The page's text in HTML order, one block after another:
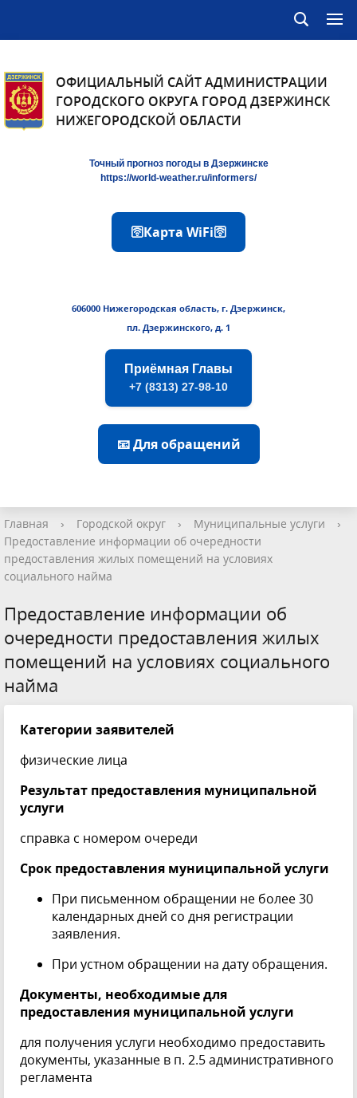
ОФИЦИАЛЬНЫЙ САЙТ АДМИНИСТРАЦИИ
ГОРОДСКОГО ОКРУГА ГОРОД ДЗЕРЖИНСК
НИЖЕГОРОДСКОЙ ОБЛАСТИ
Точный прогноз погоды в Дзержинске
https://world-weather.ru/informers/
🛜Карта WiFi🛜
606000 Нижегородская область, г. Дзержинск,
пл. Дзержинского, д. 1
Приёмная Главы
+7 (8313) 27-98-10
📧 Для обращений
Главная › Городской округ › Муниципальные услуги
›
Предоставление информации об очередности
предоставления жилых помещений на условиях
социального найма
Предоставление информации об
очередности предоставления жилых
помещений на условиях социального
найма
Категории заявителей
физические лица
Результат предоставления муниципальной
услуги
справка с номером очереди
Срок предоставления муниципальной услуги
При письменном обращении не более 30
календарных дней со дня регистрации
заявления.
При устном обращении на дату обращения.
Документы, необходимые для
предоставления муниципальной услуги
для получения услуги необходимо предоставить
документы, указанные в п. 2.5 административного
регламента